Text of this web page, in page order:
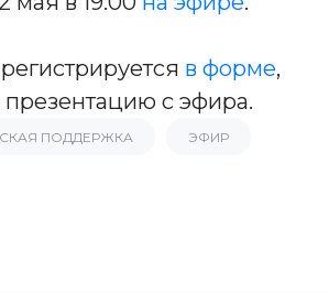
в форме,
с эфира.
ПОДДЕРЖКА ЭФИР